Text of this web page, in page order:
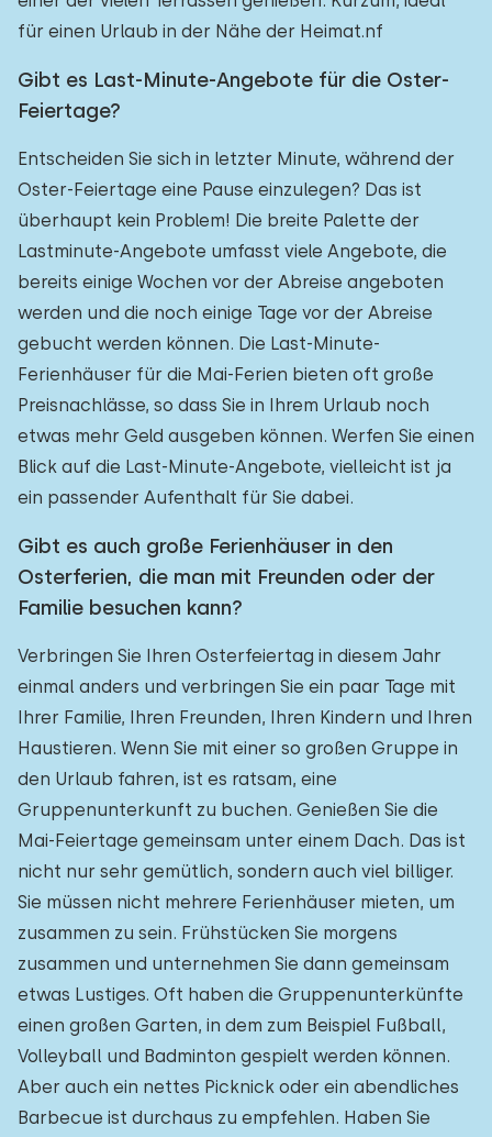
für einen Urlaub in der Nähe der Heimat.nf
Gibt es Last-Minute-Angebote für die Oster-
Feiertage?
Entscheiden Sie sich in letzter Minute, während der
Oster-Feiertage eine Pause einzulegen? Das ist
überhaupt kein Problem! Die breite Palette der
Lastminute-Angebote umfasst viele Angebote, die
bereits einige Wochen vor der Abreise angeboten
werden und die noch einige Tage vor der Abreise
gebucht werden können. Die Last-Minute-
Ferienhäuser für die Mai-Ferien bieten oft große
Preisnachlässe, so dass Sie in Ihrem Urlaub noch
etwas mehr Geld ausgeben können. Werfen Sie einen
Blick auf die Last-Minute-Angebote, vielleicht ist ja
ein passender Aufenthalt für Sie dabei.
Gibt es auch große Ferienhäuser in den
Osterferien, die man mit Freunden oder der
Familie besuchen kann?
Verbringen Sie Ihren Osterfeiertag in diesem Jahr
einmal anders und verbringen Sie ein paar Tage mit
Ihrer Familie, Ihren Freunden, Ihren Kindern und Ihren
Haustieren. Wenn Sie mit einer so großen Gruppe in
den Urlaub fahren, ist es ratsam, eine
Gruppenunterkunft zu buchen. Genießen Sie die
Mai-Feiertage gemeinsam unter einem Dach. Das ist
nicht nur sehr gemütlich, sondern auch viel billiger.
Sie müssen nicht mehrere Ferienhäuser mieten, um
zusammen zu sein. Frühstücken Sie morgens
zusammen und unternehmen Sie dann gemeinsam
etwas Lustiges. Oft haben die Gruppenunterkünfte
einen großen Garten, in dem zum Beispiel Fußball,
Volleyball und Badminton gespielt werden können.
Aber auch ein nettes Picknick oder ein abendliches
Barbecue ist durchaus zu empfehlen. Haben Sie